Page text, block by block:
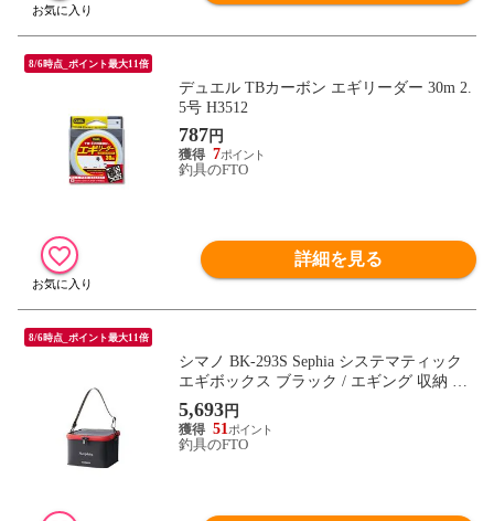
8/6時点_ポイント最大11倍
デュエル TBカーボン エギリーダー 30m 2.
5号 H3512
787 円
7
釣具のFTO
詳細を見る
8/6時点_ポイント最大11倍
シマノ BK-293S Sephia システマティック
エギボックス ブラック / エギング 収納 エ
ギストッカー
5,693円
51
釣具のFTO